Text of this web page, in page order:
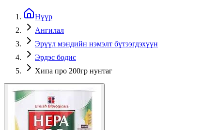
Нүүр
Ангилал
Эрүүл мэндийн нэмэлт бүтээгдэхүүн
Эрдэс бодис
Хипа про 200гр нунтаг